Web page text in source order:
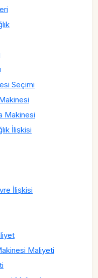
Seçimi
Makinesi
İlişkisi
İlişkisi
Maliyeti